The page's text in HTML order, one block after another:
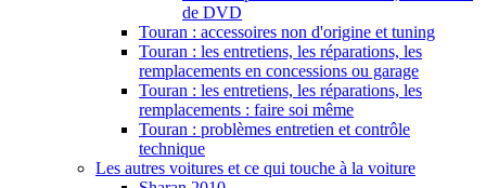
de DVD
Touran : accessoires non d'origine et tuning
Touran : les entretiens, les réparations, les
remplacements en concessions ou garage
Touran : les entretiens, les réparations, les
remplacements : faire soi même
Touran : problèmes entretien et contrôle
technique
Les autres voitures et ce qui touche à la voiture